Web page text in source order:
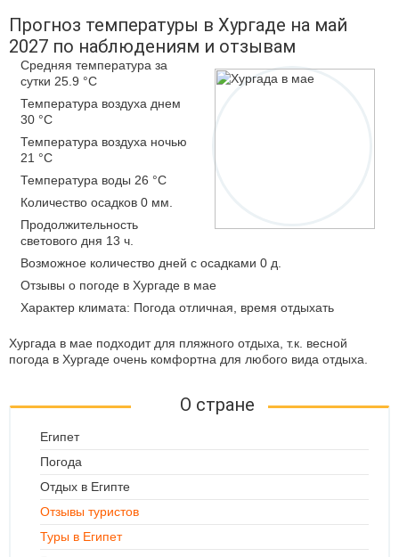
Прогноз температуры в Хургаде на май
2027 по наблюдениям и отзывам
Средняя температура за
сутки 25.9 °C
Температура воздуха днем
30 °C
Температура воздуха ночью
21 °C
Температура воды 26 °C
Количество осадков 0 мм.
Продолжительность
светового дня 13 ч.
Возможное количество дней с осадками 0 д.
Отзывы о погоде в Хургаде в мае
Характер климата: Погода отличная, время отдыхать
Хургада в мае подходит для пляжного отдыха, т.к. весной
погода в Хургаде очень комфортна для любого вида отдыха.
О стране
Египет
Погода
Отдых в Египте
Отзывы туристов
Туры в Египет